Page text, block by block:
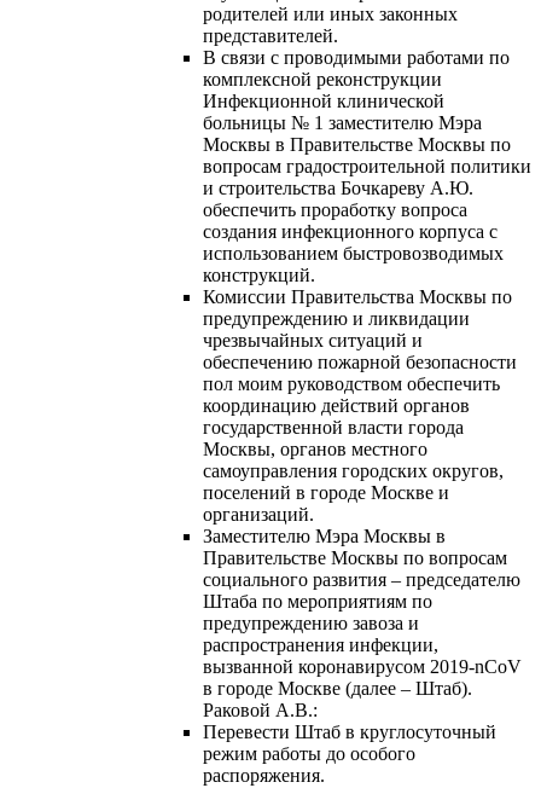
родителей или иных законных
представителей.
В связи с проводимыми работами по
комплексной реконструкции
Инфекционной клинической
больницы № 1 заместителю Мэра
Москвы в Правительстве Москвы по
вопросам градостроительной политики
и строительства Бочкареву А.Ю.
обеспечить проработку вопроса
создания инфекционного корпуса с
использованием быстровозводимых
конструкций.
Комиссии Правительства Москвы по
предупреждению и ликвидации
чрезвычайных ситуаций и
обеспечению пожарной безопасности
пол моим руководством обеспечить
координацию действий органов
государственной власти города
Москвы, органов местного
самоуправления городских округов,
поселений в городе Москве и
организаций.
Заместителю Мэра Москвы в
Правительстве Москвы по вопросам
социального развития – председателю
Штаба по мероприятиям по
предупреждению завоза и
распространения инфекции,
вызванной коронавирусом 2019-nCoV
в городе Москве (далее – Штаб).
Раковой А.В.:
Перевести Штаб в круглосуточный
режим работы до особого
распоряжения.